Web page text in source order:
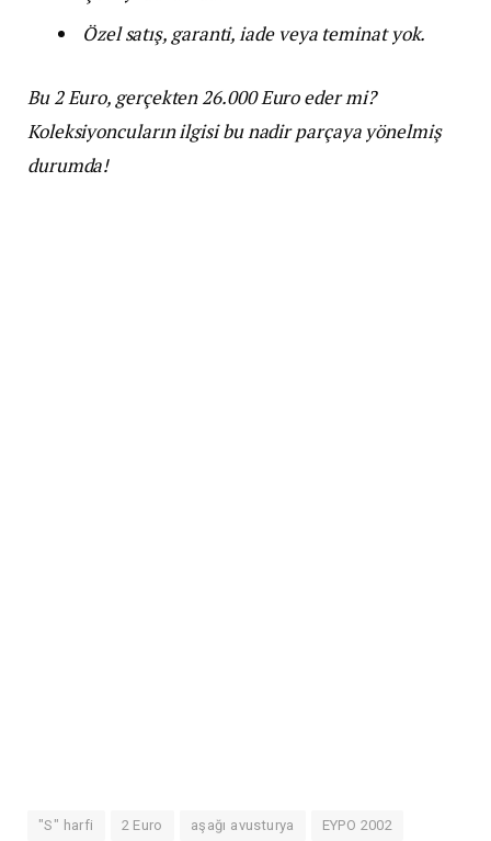
Özel satış, garanti, iade veya teminat yok.
Bu 2 Euro, gerçekten 26.000 Euro eder mi?
Koleksiyoncuların ilgisi bu nadir parçaya yönelmiş
durumda!
"S" harfi 2 Euro aşağı avusturya EYPO 2002